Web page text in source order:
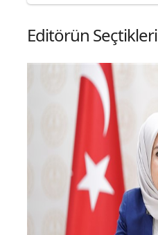
Editörün Seçtikleri